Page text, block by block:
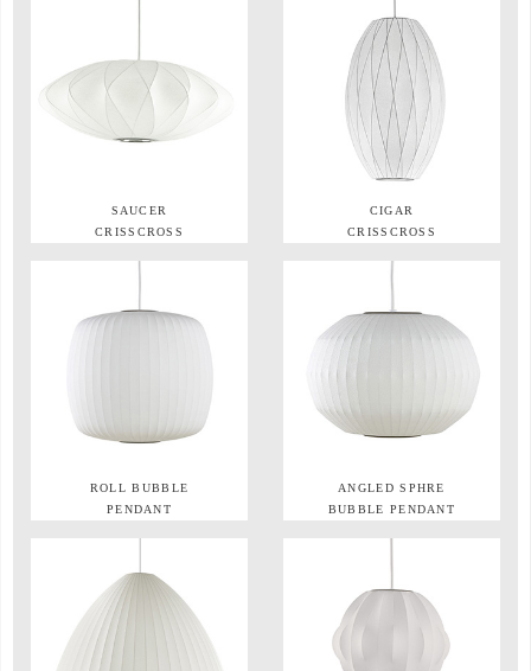
SAUCER
CRISSCROSS
CIGAR
CRISSCROSS
ROLL BUBBLE
PENDANT
ANGLED SPHRE
BUBBLE PENDANT